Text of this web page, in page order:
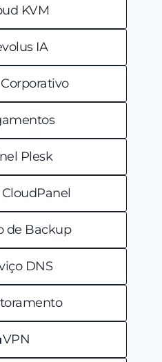
KVM
IA
Plesk
de Backup
DNS
VPN